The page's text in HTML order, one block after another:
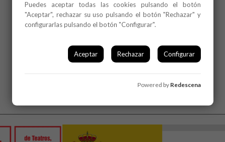
Puedes aceptar todas las cookies pulsando el botón
"Aceptar", rechazar su uso pulsando el botón "Rechazar" y
configurarlas pulsando el botón "Configurar".
Aceptar Rechazar Configurar
Powered by Redescena